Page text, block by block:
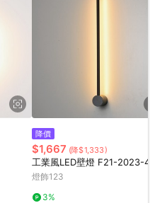
降價
$1,667 (降$1,333)
工業風LED壁燈 F21-2023-47
燈飾123
3%